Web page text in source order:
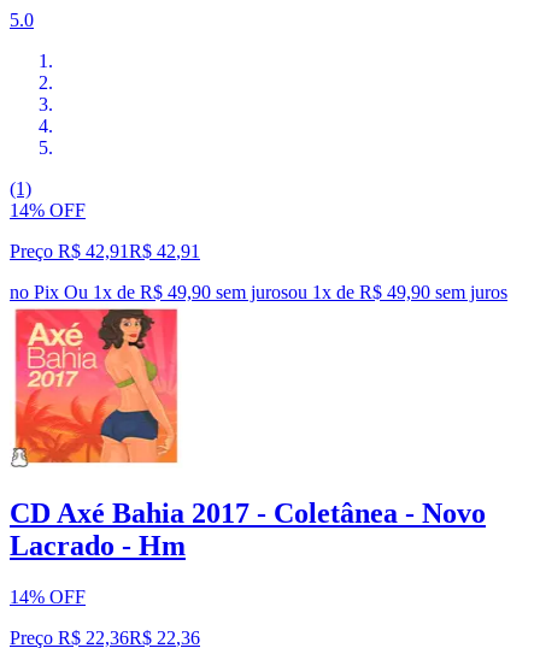
5.0
(1)
14% OFF
Preço R$ 42,91R$ 42,91
no Pix Ou 1x de R$ 49,90 sem jurosou 1x de R$ 49,90 sem juros
CD Axé Bahia 2017 - Coletânea - Novo
Lacrado - Hm
14% OFF
Preço R$ 22,36R$ 22,36